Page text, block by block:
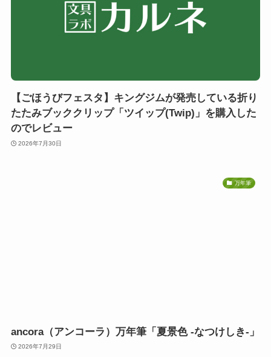
【ごほうびフェスタ】キングジムが発売している折り
たたみブッククリップ「ツイップ(Twip)」を購入した
のでレビュー
2026年7月30日
万年筆
ancora（アンコーラ）万年筆「夏景色 -なつけしき-」
2026年7月29日